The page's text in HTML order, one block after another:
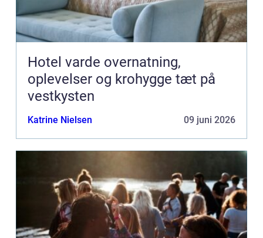
Hotel varde overnatning,
oplevelser og krohygge tæt på
vestkysten
Katrine Nielsen 09 juni 2026